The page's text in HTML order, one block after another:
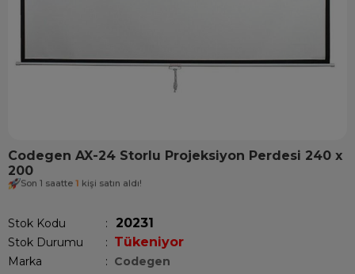
Codegen AX-24 Storlu Projeksiyon Perdesi 240 x
200
Son 1 saatte 1 kişi satın aldı!
Stok Kodu 20231
Stok Durumu : Tükeniyor
Marka : Codegen